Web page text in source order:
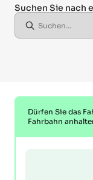
Suchen Sie nach
Dürfen Sie das
Fahrbahn